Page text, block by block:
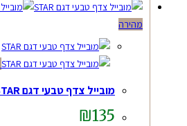
מהירה
מובייל צדף טבעי דגם STAR
₪135